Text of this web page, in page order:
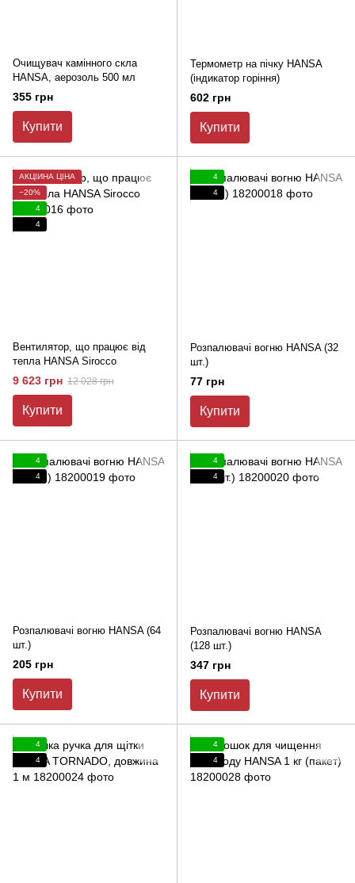
Очищувач камінного скла
HANSA, аерозоль 500 мл
355 грн
Купити
Термометр на пічку HANSA
(індикатор горіння)
602 грн
Купити
АКЦІЙНА ЦІНА
−20%
4
4
Вентилятор, що працює від
тепла HANSA Sirocco
9 623 грн 12 028 грн
Купити
4
4
Розпалювачі вогню HANSA (32
шт.)
77 грн
Купити
4
4
Розпалювачі вогню HANSA (64
шт.)
205 грн
Купити
4
4
Розпалювачі вогню HANSA
(128 шт.)
347 грн
Купити
4
4
4
4